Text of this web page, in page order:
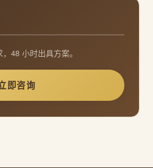
48 小时出具方案。
即咨询